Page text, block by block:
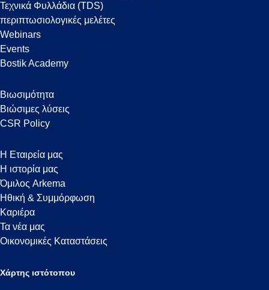
Τεχνικά Φυλλάδια (TDS)
περιπτωσιολογικές μελέτες
Webinars
Events
Bostik Academy
Βιωσιμότητα
Βιώσιμες λύσεις
CSR Policy
Η Εταιρεία μας
Η ιστορία μας
Όμιλος Arkema
Ηθική & Συμμόρφωση
Καριέρα
Τα νέα μας
Οικονομικές Καταστάσεις
Χάρτης ιστότοπου